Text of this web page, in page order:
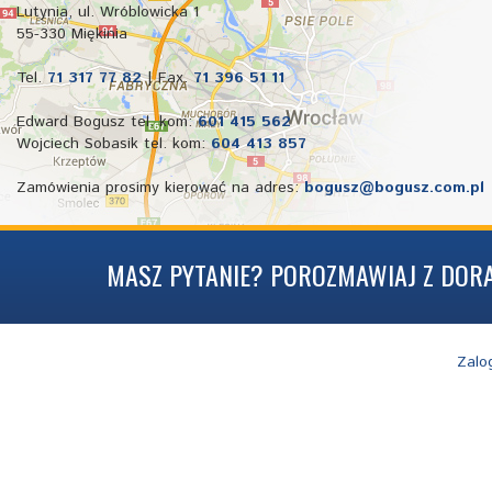
Lutynia, ul. Wróblowicka 1
55-330 Miękinia
Tel. 71 317 77 82| Fax.71 396 51 11
Edward Bogusz tel. kom:601 415 562
Wojciech Sobasik tel. kom:604 413 857
Zamówienia prosimy kierować na adres:bogusz@bogusz.com.pl
MASZ PYTANIE? POROZMAWIAJ Z